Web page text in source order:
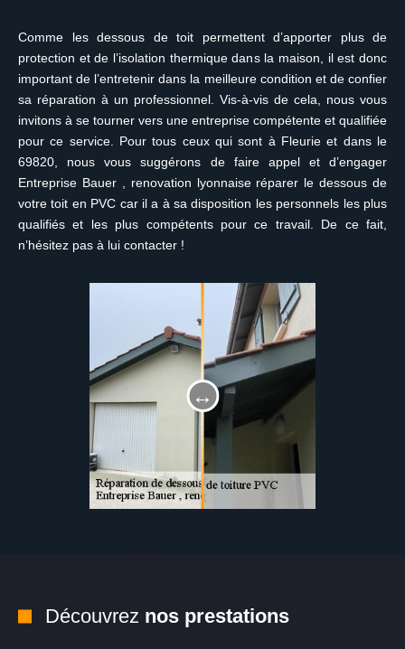
Comme les dessous de toit permettent d’apporter plus de
protection et de l’isolation thermique dans la maison, il est donc
important de l’entretenir dans la meilleure condition et de confier
sa réparation à un professionnel. Vis-à-vis de cela, nous vous
invitons à se tourner vers une entreprise compétente et qualifiée
pour ce service. Pour tous ceux qui sont à Fleurie et dans le
69820, nous vous suggérons de faire appel et d’engager
Entreprise Bauer , renovation lyonnaise réparer le dessous de
votre toit en PVC car il a à sa disposition les personnels les plus
qualifiés et les plus compétents pour ce travail. De ce fait,
n’hésitez pas à lui contacter !
Découvrez nos prestations